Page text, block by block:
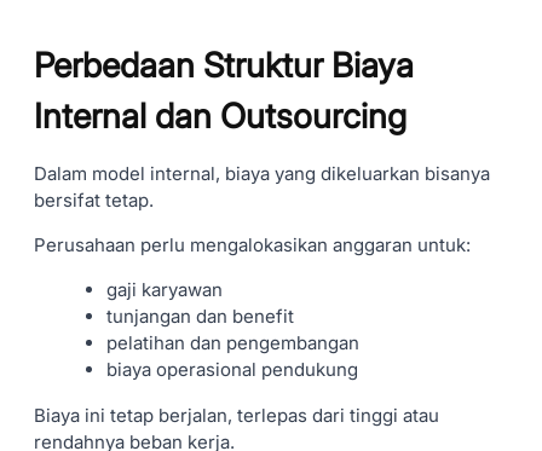
Perbedaan Struktur Biaya
Internal dan Outsourcing
Dalam model internal, biaya yang dikeluarkan bisanya
bersifat tetap.
Perusahaan perlu mengalokasikan anggaran untuk:
gaji karyawan
tunjangan dan benefit
pelatihan dan pengembangan
biaya operasional pendukung
Biaya ini tetap berjalan, terlepas dari tinggi atau
rendahnya beban kerja.